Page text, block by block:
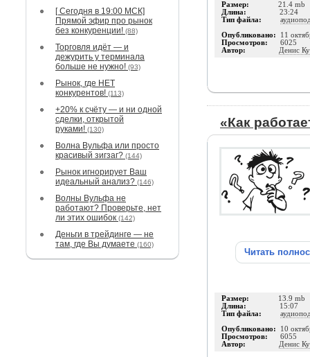
[ Сегодня в 19:00 МСК]
Прямой эфир про рынок
без конкуренции! (88)
Торговля идёт — и
дежурить у терминала
больше не нужно! (93)
Рынок, где НЕТ
конкурентов! (113)
+20% к счёту — и ни одной
сделки, открытой
руками! (130)
Волна Вульфа или просто
красивый зигзаг? (144)
Рынок игнорирует Ваш
идеальный анализ? (146)
Волны Вульфа не
работают? Проверьте, нет
ли этих ошибок (142)
Деньги в трейдинге — не
там, где Вы думаете (160)
Размер: 21.4 mb
Длина: 23:24
Тип файла:
Опубликовано: 11
Просмотров: 6025
Автор: Денис
«Как
Читать
Размер: 13.9 mb
Длина: 15:07
Тип файла:
Опубликовано: 10
Просмотров: 6055
Автор: Денис